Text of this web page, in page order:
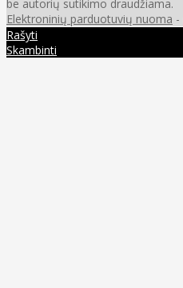
be autorių sutikimo draudžiama.
Elektroninių parduotuvių nuoma -
Rašyti
Skambinti